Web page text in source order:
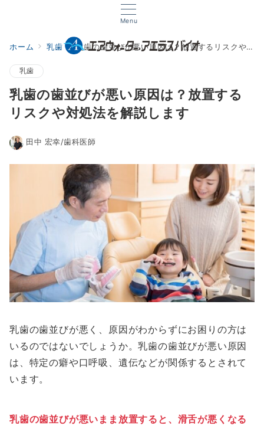
Menu
ホーム 乳歯 乳歯の歯並びが悪い原因は？放置するリスクや対処法を解説します
乳歯
乳歯の歯並びが悪い原因は？放置する
リスクや対処法を解説します
田中 宏幸/歯科医師
乳歯の歯並びが悪く、原因がわからずにお困りの方は
いるのではないでしょうか。乳歯の歯並びが悪い原因
は、特定の癖や口呼吸、遺伝などが関係するとされて
います。
乳歯の歯並びが悪いまま放置すると、滑舌が悪くなる